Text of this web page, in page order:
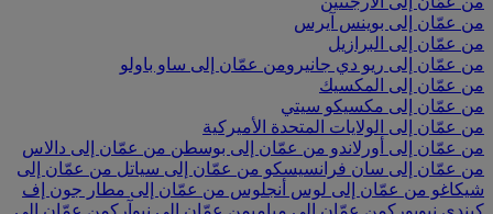
من عمّان إلى بوينس آيرس
من عمّان إلى البرازيل
من عمّان إلى ريو دي جانيرومن عمّان إلى ساو باولو
من عمّان إلى المكسيك
من عمّان إلى مكسيكو سيتي
من عمّان إلى الولايات المتحدة الأميركية
من عمّان إلى أورلاندو من عمّان إلى بوسطن من عمّان إلى دالاس
من عمّان إلى سان فرانسيسكو من عمّان إلى سياتل من عمّان إلى
شيكاغو من عمّان إلى لوس أنجلوس من عمّان إلى مطار جون إف